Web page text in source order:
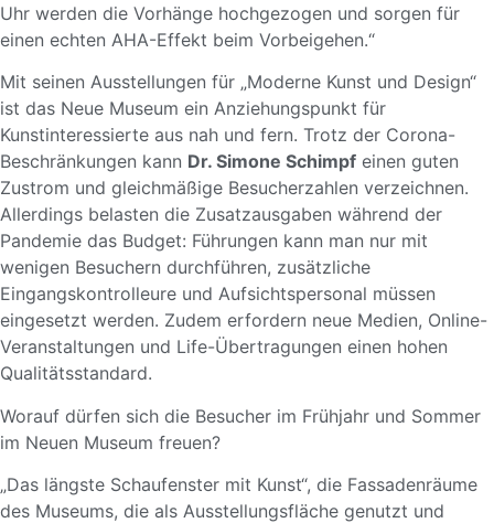
Uhr werden die Vorhänge hochgezogen und sorgen für
einen echten AHA-Effekt beim Vorbeigehen.“
Mit seinen Ausstellungen für „Moderne Kunst und Design“
ist das Neue Museum ein Anziehungspunkt für
Kunstinteressierte aus nah und fern. Trotz der Corona-
Beschränkungen kann Dr. Simone Schimpf einen guten
Zustrom und gleichmäßige Besucherzahlen verzeichnen.
Allerdings belasten die Zusatzausgaben während der
Pandemie das Budget: Führungen kann man nur mit
wenigen Besuchern durchführen, zusätzliche
Eingangskontrolleure und Aufsichtspersonal müssen
eingesetzt werden. Zudem erfordern neue Medien, Online-
Veranstaltungen und Life-Übertragungen einen hohen
Qualitätsstandard.
Worauf dürfen sich die Besucher im Frühjahr und Sommer
im Neuen Museum freuen?
„Das längste Schaufenster mit Kunst“, die Fassadenräume
des Museums, die als Ausstellungsfläche genutzt und